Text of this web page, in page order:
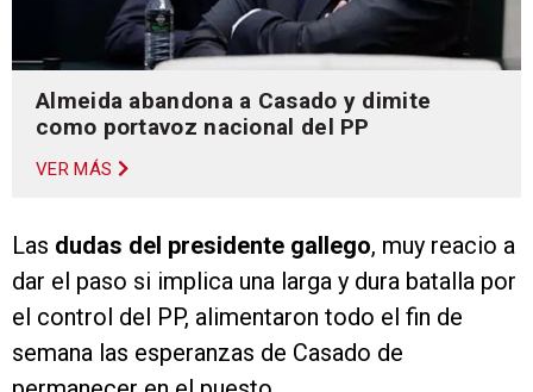
Almeida abandona a Casado y dimite
como portavoz nacional del PP
VER MÁS
Las dudas del presidente gallego, muy reacio a
dar el paso si implica una larga y dura batalla por
el control del PP, alimentaron todo el fin de
semana las esperanzas de Casado de